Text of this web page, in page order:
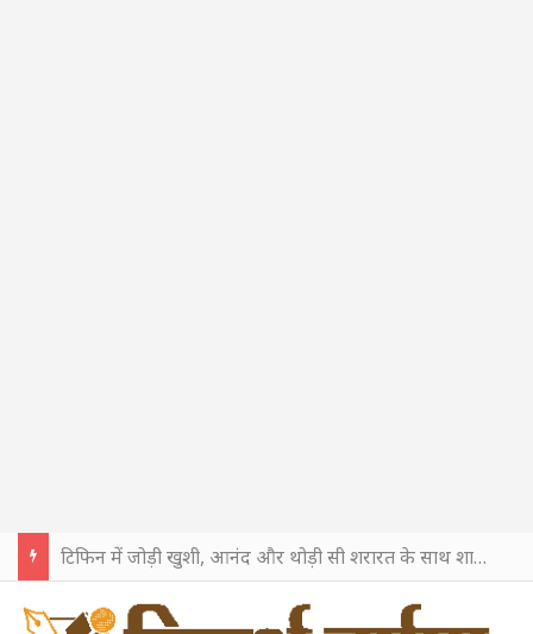
टिफिन में जोड़ी खुशी, आनंद और थोड़ी सी शरारत के साथ शाहरुख खान ने टिफिन बॉक्स को दी हैप्पी एंडिंग